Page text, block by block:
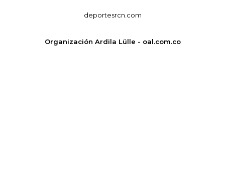
deportesrcn.com
Organización Ardila Lülle - oal.com.co